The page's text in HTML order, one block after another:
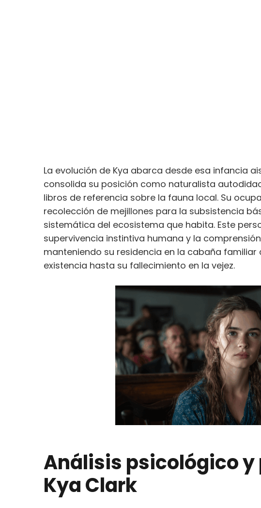
La evolución de Kya abarca desde esa infancia
consolida su posición como naturalista
libros de referencia sobre la fauna local. Su
recolección de mejillones para la subsistencia
sistemática del ecosistema que habita. Este
supervivencia instintiva humana y la
manteniendo su residencia en la cabaña
existencia hasta su fallecimiento en la vejez.
Análisis psicológico
Kya Clark